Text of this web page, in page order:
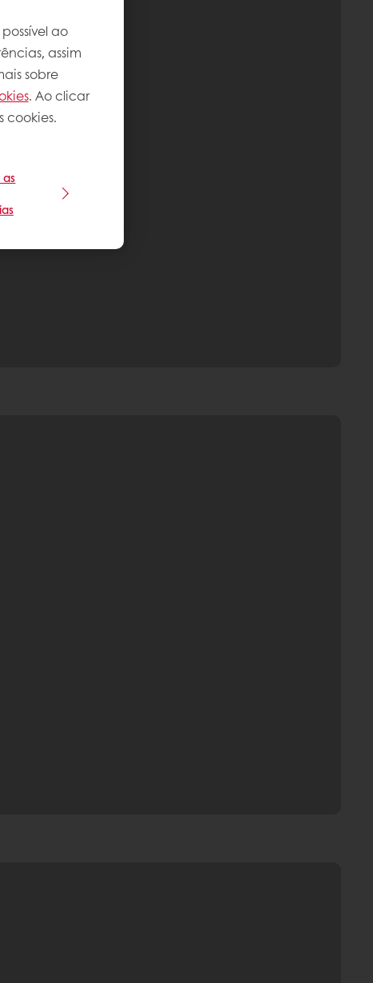
ao
assim
sobre
. Ao clicar
cookies.